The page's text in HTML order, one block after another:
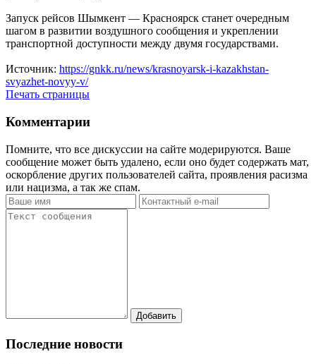
Запуск рейсов Шымкент — Красноярск станет очередным
шагом в развитии воздушного сообщения и укреплении
транспортной доступности между двумя государствами.
Источник: https://gnkk.ru/news/krasnoyarsk-i-kazakhstan-
svyazhet-novyy-v/
Печать страницы
Комментарии
Помните, что все дискуссии на сайте модерируются. Ваше
сообщение может быть удалено, если оно будет содержать мат,
оскорбление других пользователей сайта, проявления расизма
или нацизма, а так же спам.
Последние новости